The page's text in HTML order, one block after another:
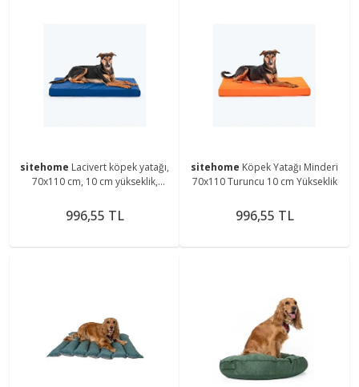
sitehome Lacivert köpek yatağı,
70x110 cm, 10 cm yükseklik,
996,55 TL
sitehome Köpek Yatağı Minderi
70x110 Turuncu 10 cm Yükseklik
996,55 TL